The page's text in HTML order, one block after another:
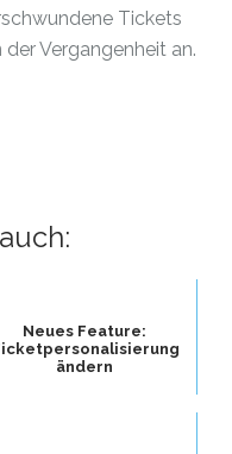
Tickets
Vergangenheit an.
Neues Feature:
ändern